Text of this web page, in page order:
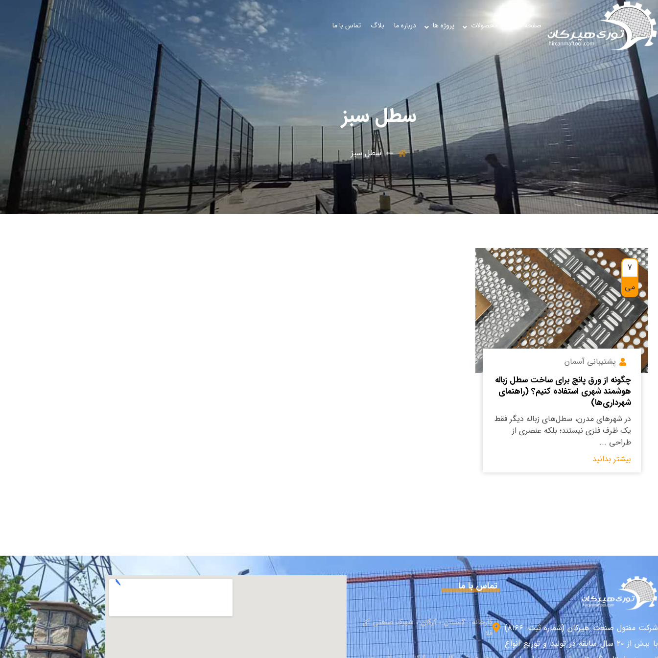
صفحه اصلی محصولات پروژه ها درباره ما بلاگ تماس با ما
سطل سبز
سطل سبز
7
می
پشتیبانی آسمان
چگونه از ورق پانچ برای ساخت سطل زباله
هوشمند شهری استفاده کنیم؟ (راهنمای
شهرداری‌ها)
در شهرهای مدرن، سطل‌های زباله دیگر فقط
یک ظرف فلزی نیستند؛ بلکه عنصری از
طراحی ...
بیشتر بدانید
شرکت مفتول صنعت هیرکان (شماره ثبت: ۸۱۶۶)
با بیش از ۲۰ سال سابقه در تولید و توزیع انواع
تماس با ما
کارخانه : گلستان ، گرگان ، شهرک صنعتی آق
قلا